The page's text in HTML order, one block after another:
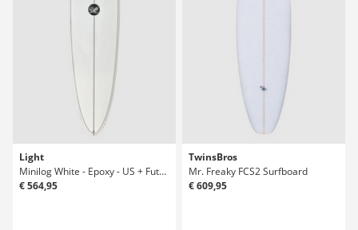
Light
Minilog White - Epoxy - US + Future 6'0 Surfboard
€ 564,95
TwinsBros
Mr. Freaky FCS2 Surfboard
€ 609,95